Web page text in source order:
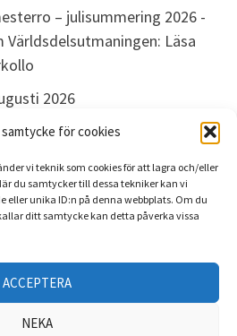
för cookies
vi teknik som cookies för att lagra och/eller
du samtycker till dessa tekniker kan vi
eller unika ID:n på denna webbplats. Om du
ditt samtycke kan detta påverka vissa
ACCEPTERA
NEKA
– julisummering 2026 -
Världsdelsutmaningen: Läsa
2026
augusti 2026